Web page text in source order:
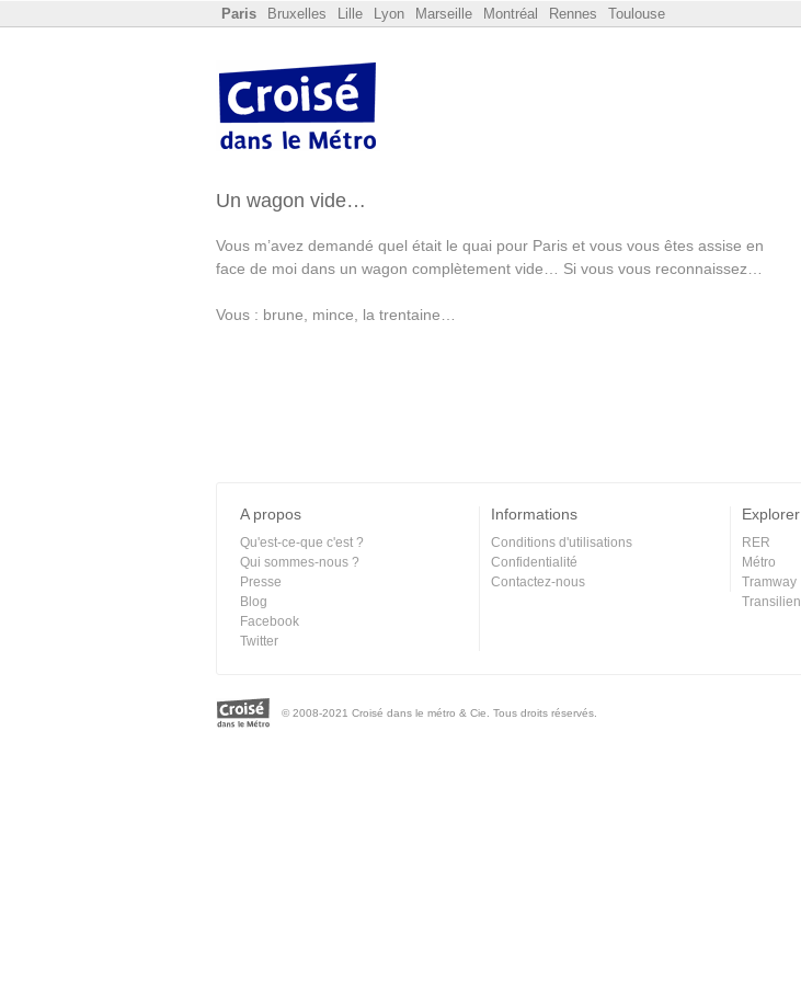
Paris Bruxelles Lille Lyon Marseille Montréal Rennes Toulouse
Un wagon vide…
Vous m’avez demandé quel était le quai pour Paris et vous vous êtes assise en
face de moi dans un wagon complètement vide… Si vous vous reconnaissez…
Vous : brune, mince, la trentaine…
A propos
Qu'est-ce-que c'est ?
Qui sommes-nous ?
Presse
Blog
Facebook
Twitter
Informations
Conditions d'utilisations
Confidentialité
Contactez-nous
Explorer
RER
Métro
Tramway
Transilien
© 2008-2021 Croisé dans le métro & Cie. Tous droits réservés.